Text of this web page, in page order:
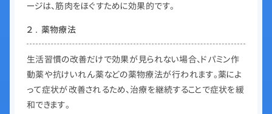
ージは、筋肉をほぐすために効果的です。
２．薬物療法
生活習慣の改善だけで効果が見られない場合、ドパミン作
動薬や抗けいれん薬などの薬物療法が行われます。薬によ
って症状が改善されるため、治療を継続することで症状を緩
和できます。